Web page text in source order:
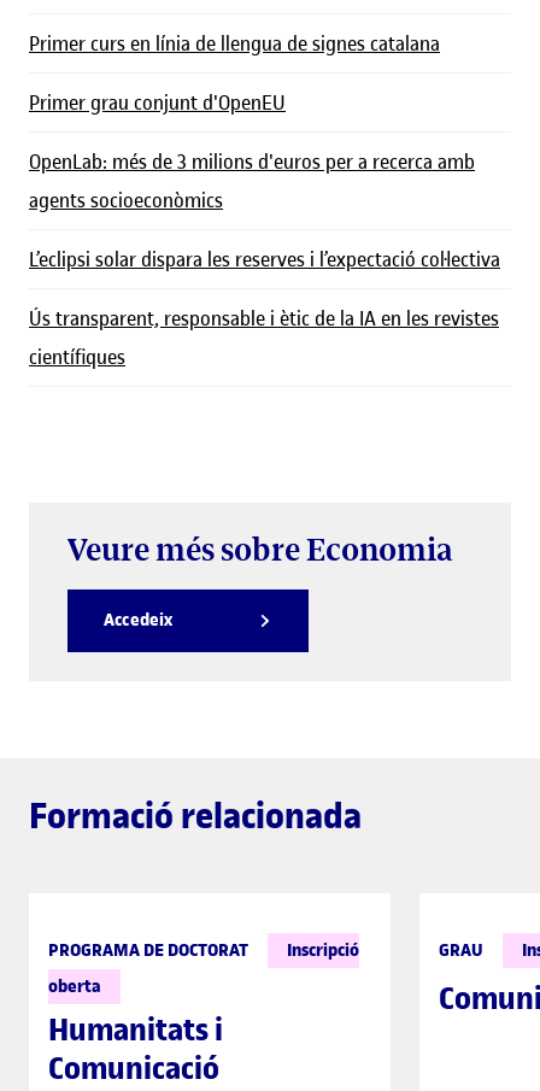
Primer curs en línia de llengua de signes catalana
Primer grau conjunt d'OpenEU
OpenLab: més de 3 milions d'euros per a recerca amb
agents socioeconòmics
L’eclipsi solar dispara les reserves i l’expectació col·lectiva
Ús transparent, responsable i ètic de la IA en les revistes
científiques
Veure més sobre Economia
Accedeix
Formació relacionada
PROGRAMA DE DOCTORAT
Inscripció
oberta
Humanitats i
Comunicació
GRAU